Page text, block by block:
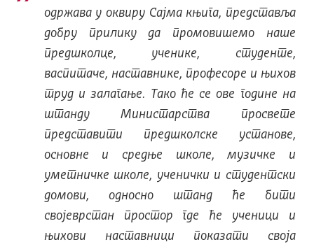
одржава у оквиру Сајма књига, представља
добру прилику да промовишемо наше
предшколце, ученике, студенте,
васпитаче, наставнике, професоре и њихов
труд и залагање. Тако ће се ове године на
штанду Министарства просвете
представити предшколске установе,
основне и средње школе, музичке и
уметничке школе, ученички и студентски
домови, односно штанд ће бити
својеврстан простор где ће ученици и
њихови наставници показати своја